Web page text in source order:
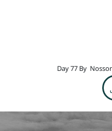
Day 77 By